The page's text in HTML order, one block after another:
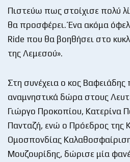
Πιστεύω πως στοίχισε πολύ
θα προσφέρει. Ένα ακόμα
Ride που θα βοηθήσει στο
της Λεμεσού».
Στη συνέχεια ο κος
αναμνηστικά δώρα στους
Γιώργο Προκοπίου, Κατερίνα
Πανταζή, ενώ ο Πρόεδρος της
Ομοσπονδίας
Μουζουρίδης, δώρισε μία